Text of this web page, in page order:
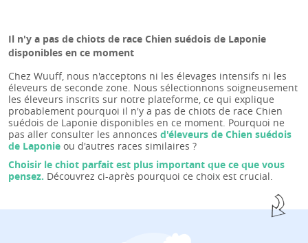
Il n'y a pas de chiots de race Chien suédois de Laponie
disponibles en ce moment
Chez Wuuff, nous n'acceptons ni les élevages intensifs ni les
éleveurs de seconde zone. Nous sélectionnons soigneusement
les éleveurs inscrits sur notre plateforme, ce qui explique
probablement pourquoi il n'y a pas de chiots de race Chien
suédois de Laponie disponibles en ce moment. Pourquoi ne
pas aller consulter les annonces d'éleveurs de Chien suédois
de Laponie ou d'autres races similaires ?
Choisir le chiot parfait est plus important que ce que vous
pensez. Découvrez ci-après pourquoi ce choix est crucial.